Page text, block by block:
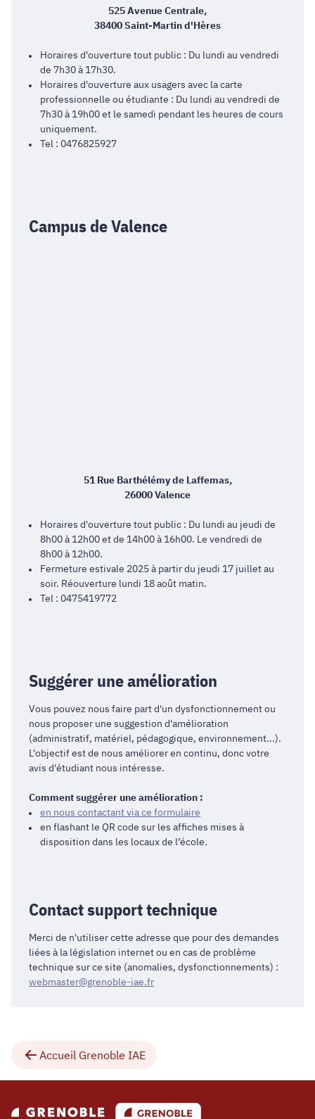
525 Avenue Centrale,
38400 Saint-Martin d'Hères
Horaires d'ouverture tout public : Du lundi au vendredi
de 7h30 à 17h30.
Horaires d'ouverture aux usagers avec la carte
professionnelle ou étudiante : Du lundi au vendredi de
7h30 à 19h00 et le samedi pendant les heures de cours
uniquement.
Tel : 0476825927
Campus de Valence
51 Rue Barthélémy de Laffemas,
26000 Valence
Horaires d'ouverture tout public : Du lundi au jeudi de
8h00 à 12h00 et de 14h00 à 16h00. Le vendredi de
8h00 à 12h00.
Fermeture estivale 2025 à partir du jeudi 17 juillet au
soir. Réouverture lundi 18 août matin.
Tel : 0475419772
Suggérer une amélioration
Vous pouvez nous faire part d'un dysfonctionnement ou
nous proposer une suggestion d'amélioration
(administratif, matériel, pédagogique, environnement...).
L'objectif est de nous améliorer en continu, donc votre
avis d'étudiant nous intéresse.
Comment suggérer une amélioration :
en nous contactant via ce formulaire
en flashant le QR code sur les affiches mises à
disposition dans les locaux de l’école.
Contact support technique
Merci de n'utiliser cette adresse que pour des demandes
liées à la législation internet ou en cas de problème
technique sur ce site (anomalies, dysfonctionnements) :
webmaster@grenoble-iae.fr
Accueil Grenoble IAE